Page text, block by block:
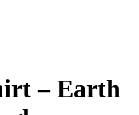
– Earth